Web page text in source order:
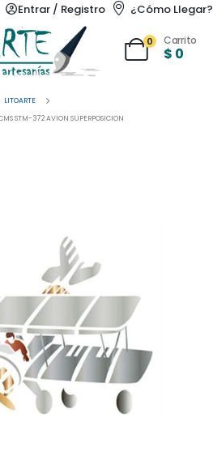
Entrar / Registro ¿Cómo Llegar?
0 Carrito
$ 0
LITOARTE
STM-372 AVION SUPERPOSICION